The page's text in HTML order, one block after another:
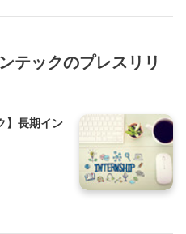
テックのプレスリリ
】長期イン